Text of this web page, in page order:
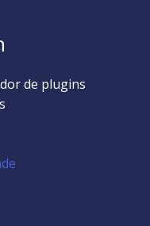
de plugins